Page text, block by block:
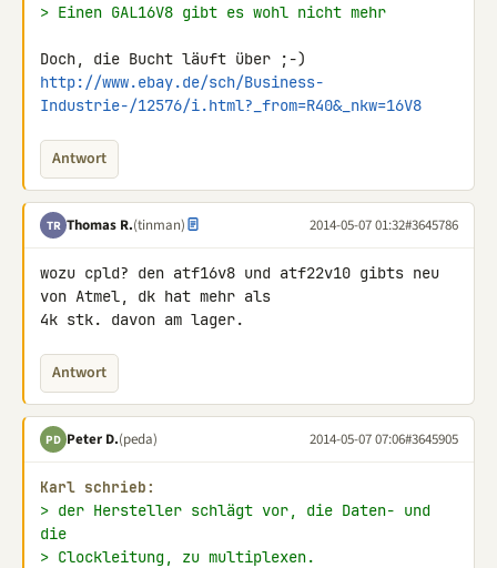
> Einen GAL16V8 gibt es wohl nicht mehr
http://www.ebay.de/sch/Business-
Industrie-/12576/i.html?_from=R40&_nkw=16V8
Antwort
TR Thomas R.(tinman) 2014-05-07 01:32#3645786
wozu cpld? den atf16v8 und atf22v10 gibts neu
von Atmel, dk hat mehr als
4k stk. davon am lager.
Antwort
PD Peter D.(peda) 2014-05-07 07:06#3645905
Karl schrieb:
> der Hersteller schlägt vor, die Daten- und
die
> Clockleitung, zu multiplexen.